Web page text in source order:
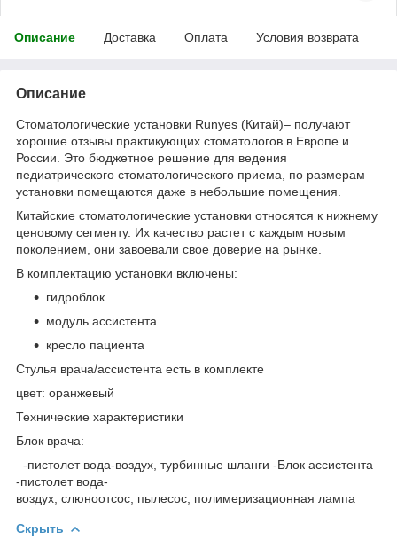
Описание Доставка Оплата Условия возврата
Описание
Стоматологические установки Runyes (Китай)– получают
хорошие отзывы практикующих стоматологов в Европе и
России. Это бюджетное решение для ведения
педиатрического стоматологического приема, по размерам
установки помещаются даже в небольшие помещения.
Китайские стоматологические установки относятся к нижнему
ценовому сегменту. Их качество растет с каждым новым
поколением, они завоевали свое доверие на рынке.
В комплектацию установки включены:
гидроблок
модуль ассистента
кресло пациента
Стулья врача/ассистента есть в комплекте
цвет: оранжевый
Технические характеристики
Блок врача:
-пистолет вода-воздух, турбинные шланги -Блок ассистента
-пистолет вода-
воздух, слюноотсос, пылесос, полимеризационная лампа
Скрыть